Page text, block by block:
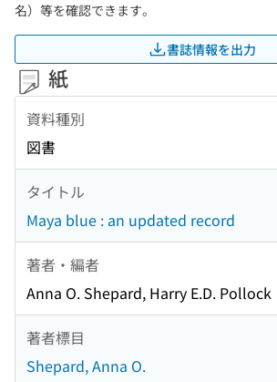
名）等を確認できます。
書誌情報を出力
紙
資料種別
図書
タイトル
Maya blue : an updated record
著者・編者
Anna O. Shepard, Harry E.D. Pollock
著者標目
Shepard, Anna O.